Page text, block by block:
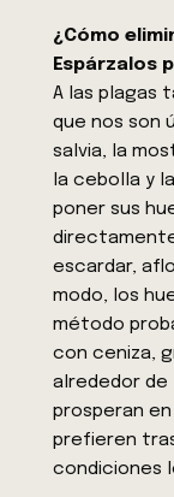
¿Cómo
Espárzalos
A las plagas
que nos son
salvia, la
la cebolla y
poner sus
escardar,
modo, los
método
con ceniza,
alrededor de
prosperan
prefieren
condiciones